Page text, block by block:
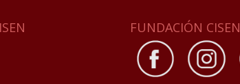
FUNDACIÓN CISEN